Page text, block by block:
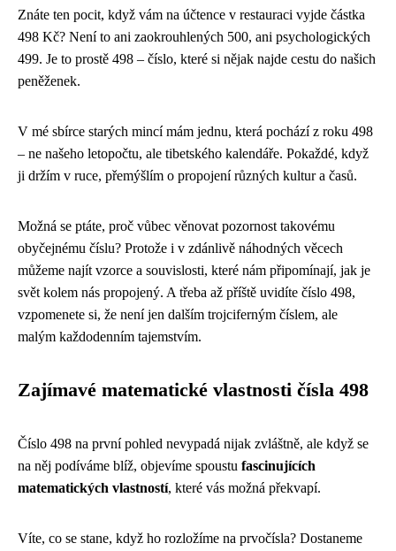
Znáte ten pocit, když vám na účtence v restauraci vyjde částka
498 Kč? Není to ani zaokrouhlených 500, ani psychologických
499. Je to prostě 498 – číslo, které si nějak najde cestu do našich
peněženek.
V mé sbírce starých mincí mám jednu, která pochází z roku 498
– ne našeho letopočtu, ale tibetského kalendáře. Pokaždé, když
ji držím v ruce, přemýšlím o propojení různých kultur a časů.
Možná se ptáte, proč vůbec věnovat pozornost takovému
obyčejnému číslu? Protože i v zdánlivě náhodných věcech
můžeme najít vzorce a souvislosti, které nám připomínají, jak je
svět kolem nás propojený. A třeba až příště uvidíte číslo 498,
vzpomenete si, že není jen dalším trojciferným číslem, ale
malým každodenním tajemstvím.
Zajímavé matematické vlastnosti čísla 498
Číslo 498 na první pohled nevypadá nijak zvláštně, ale když se
na něj podíváme blíž, objevíme spoustu fascinujících
matematických vlastností, které vás možná překvapí.
Víte, co se stane, když ho rozložíme na prvočísla? Dostaneme